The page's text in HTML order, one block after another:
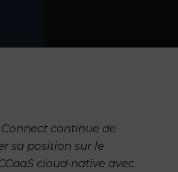
continue de
sa position sur le
cloud-native avec